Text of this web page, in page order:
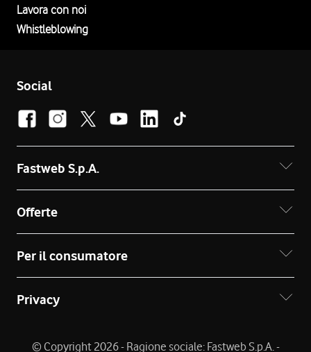
Lavora con noi
Whistleblowing
Social
Fastweb S.p.A.
Offerte
Per il consumatore
Privacy
© Copyright 2026 - Ragione sociale: Fastweb S.p.A. -